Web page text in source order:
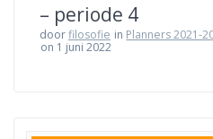
– periode 4
doorfilosofie in Planners 2021-
on 1 juni 2022